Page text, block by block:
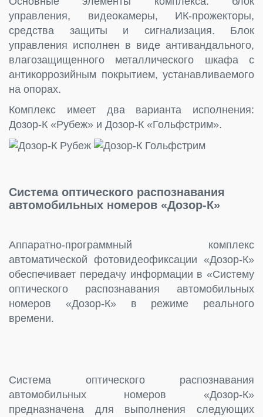
управления, видеокамеры, ИК-прожекторы,
средства защиты и сигнализация. Блок
управления исполнен в виде антивандального,
влагозащищенного металлического шкафа с
антикоррозийным покрытием, устанавливаемого
на опорах.
Комплекс имеет два варианта исполнения:
Дозор-К «Рубеж» и Дозор-К «Гольфстрим».
Система оптического распознавания
автомобильных номеров «Дозор-К»
Аппаратно-программный комплекс
автоматической фотовидеофиксации «Дозор-К»
обеспечивает передачу информации в «Систему
оптического распознавания автомобильных
номеров «Дозор-К» в режиме реального
времени.
Система оптического распознавания
автомобильных номеров «Дозор-К»
предназначена для выполнения следующих